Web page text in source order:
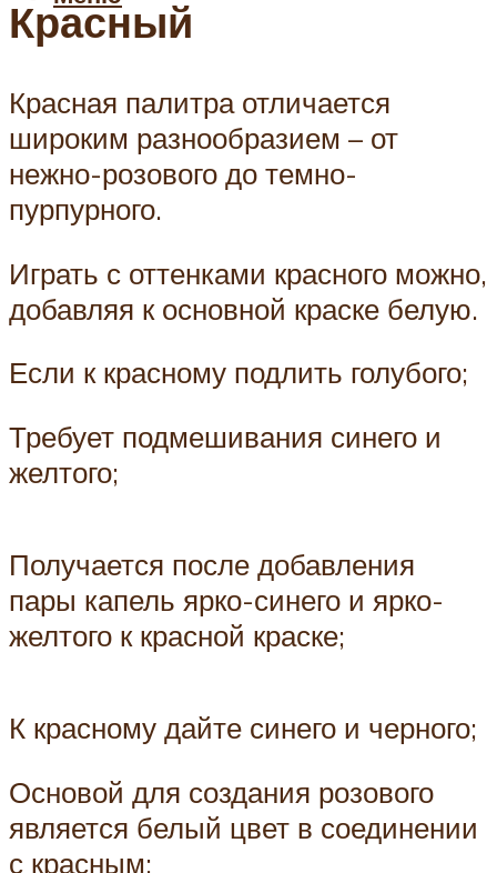
Красный
Красная палитра отличается
широким разнообразием – от
нежно-розового до темно-
пурпурного.
Играть с оттенками красного можно,
добавляя к основной краске белую.
Если к красному подлить голубого;
Требует подмешивания синего и
желтого;
Получается после добавления
пары капель ярко-синего и ярко-
желтого к красной краске;
К красному дайте синего и черного;
Основой для создания розового
является белый цвет в соединении
с красным;